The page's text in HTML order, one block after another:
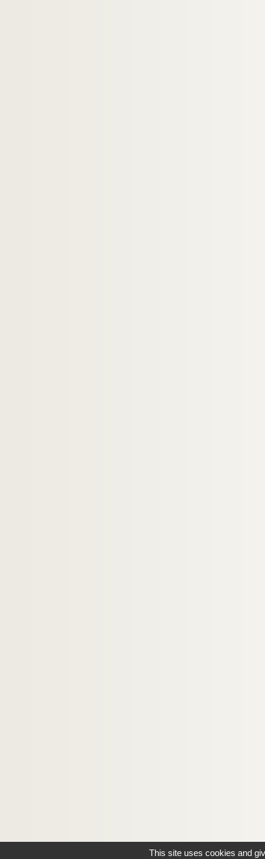
This site uses cookies and